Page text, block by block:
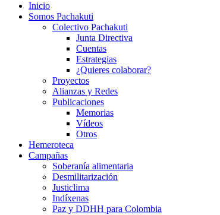
Inicio
Somos Pachakuti
Colectivo Pachakuti
Junta Directiva
Cuentas
Estrategias
¿Quieres colaborar?
Proyectos
Alianzas y Redes
Publicaciones
Memorias
Vídeos
Otros
Hemeroteca
Campañas
Soberanía alimentaria
Desmilitarización
Justiclima
Indíxenas
Paz y DDHH para Colombia